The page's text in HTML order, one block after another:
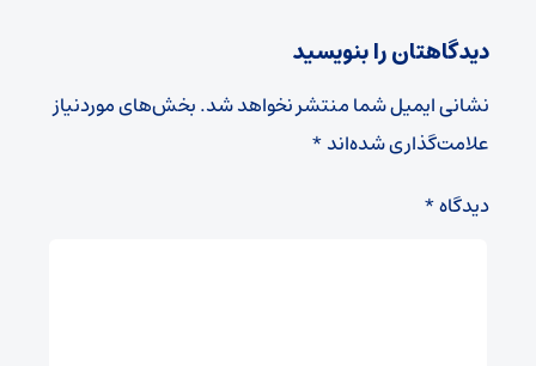
دیدگاهتان را بنویسید
نشانی ایمیل شما منتشر نخواهد شد.بخش‌های موردنیاز
علامت‌گذاری شده‌اند*
دیدگاه*